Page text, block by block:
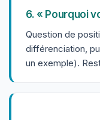
6. « Pourquoi
Question de
différenciation,
un exemple).